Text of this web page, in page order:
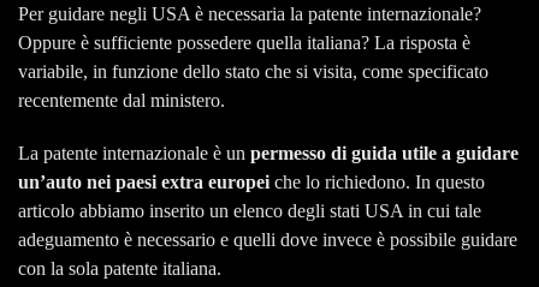
Per guidare negli USA è necessaria la patente internazionale?
Oppure è sufficiente possedere quella italiana? La risposta è
variabile, in funzione dello stato che si visita, come specificato
recentemente dal ministero.
La patente internazionale è un permesso di guida utile a guidare
un’auto nei paesi extra europei che lo richiedono. In questo
articolo abbiamo inserito un elenco degli stati USA in cui tale
adeguamento è necessario e quelli dove invece è possibile guidare
con la sola patente italiana.